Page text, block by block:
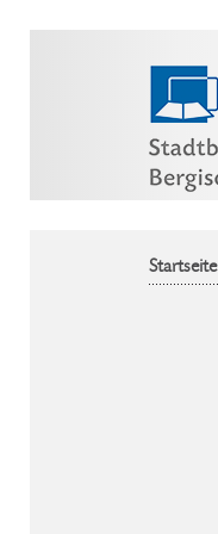
Startseite